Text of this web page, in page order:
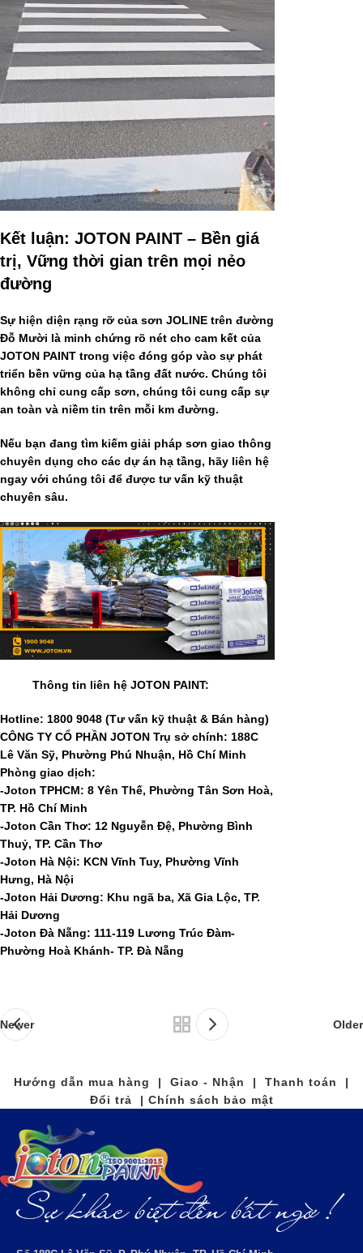
Kết luận: JOTON PAINT – Bền giá
trị, Vững thời gian trên mọi nẻo
đường
Sự hiện diện rạng rỡ của sơn JOLINE trên đường
Đỗ Mười là minh chứng rõ nét cho cam kết của
JOTON PAINT trong việc đóng góp vào sự phát
triển bền vững của hạ tầng đất nước. Chúng tôi
không chỉ cung cấp sơn, chúng tôi cung cấp sự
an toàn và niềm tin trên mỗi km đường.
Nếu bạn đang tìm kiếm giải pháp sơn giao thông
chuyên dụng cho các dự án hạ tầng, hãy liên hệ
ngay với chúng tôi để được tư vấn kỹ thuật
chuyên sâu.
Thông tin liên hệ JOTON PAINT:
Hotline: 1800 9048 (Tư vấn kỹ thuật & Bán hàng)
CÔNG TY CỔ PHẦN JOTON Trụ sở chính: 188C
Lê Văn Sỹ, Phường Phú Nhuận, Hồ Chí Minh
Phòng giao dịch:
-Joton TPHCM: 8 Yên Thế, Phường Tân Sơn Hoà,
TP. Hồ Chí Minh
-Joton Cần Thơ: 12 Nguyễn Đệ, Phường Bình
Thuỷ, TP. Cần Thơ
-Joton Hà Nội: KCN Vĩnh Tuy, Phường Vĩnh
Hưng, Hà Nội
-Joton Hải Dương: Khu ngã ba, Xã Gia Lộc, TP.
Hải Dương
-Joton Đà Nẵng: 111-119 Lương Trúc Đàm-
Phường Hoà Khánh- TP. Đà Nẵng
Newer Older
Hướng dẫn mua hàng | Giao - Nhận | Thanh toán |
Đổi trả | Chính sách bảo mật